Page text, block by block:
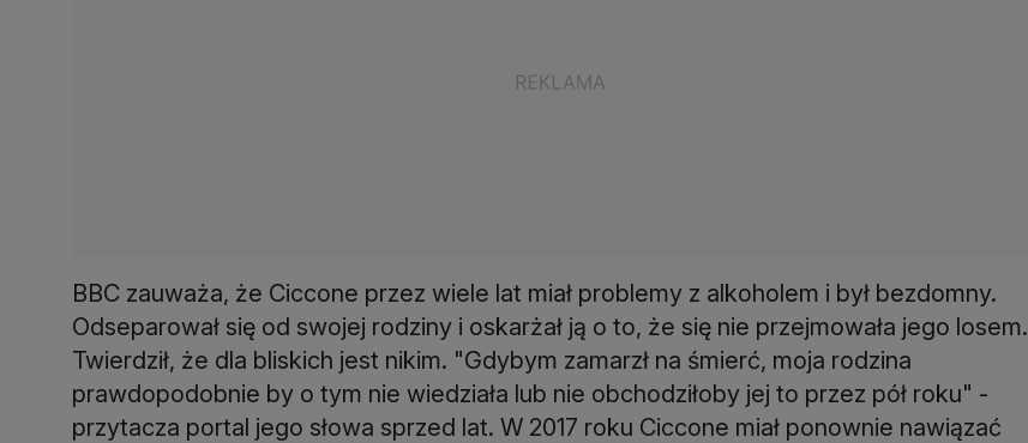
BBC zauważa, że Ciccone przez wiele lat miał problemy z alkoholem i był bezdomny.
Odseparował się od swojej rodziny i oskarżał ją o to, że się nie przejmowała jego losem.
Twierdził, że dla bliskich jest nikim. "Gdybym zamarzł na śmierć, moja rodzina
prawdopodobnie by o tym nie wiedziała lub nie obchodziłoby jej to przez pół roku" -
przytacza portal jego słowa sprzed lat. W 2017 roku Ciccone miał ponownie nawiązać